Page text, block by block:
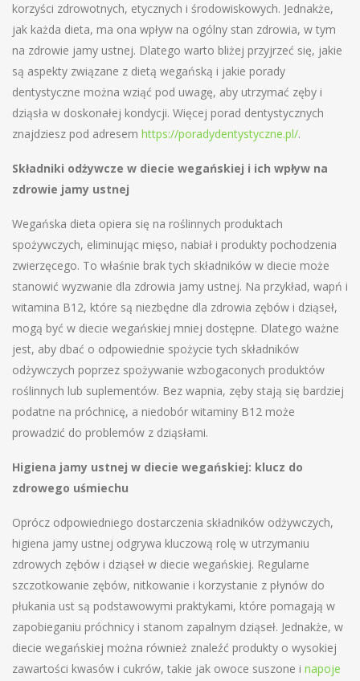
korzyści zdrowotnych, etycznych i środowiskowych. Jednakże,
jak każda dieta, ma ona wpływ na ogólny stan zdrowia, w tym
na zdrowie jamy ustnej. Dlatego warto bliżej przyjrzeć się, jakie
są aspekty związane z dietą wegańską i jakie porady
dentystyczne można wziąć pod uwagę, aby utrzymać zęby i
dziąsła w doskonałej kondycji. Więcej porad dentystycznych
znajdziesz pod adresem https://poradydentystyczne.pl/.
Składniki odżywcze w diecie wegańskiej i ich wpływ na
zdrowie jamy ustnej
Wegańska dieta opiera się na roślinnych produktach
spożywczych, eliminując mięso, nabiał i produkty pochodzenia
zwierzęcego. To właśnie brak tych składników w diecie może
stanowić wyzwanie dla zdrowia jamy ustnej. Na przykład, wapń i
witamina B12, które są niezbędne dla zdrowia zębów i dziąseł,
mogą być w diecie wegańskiej mniej dostępne. Dlatego ważne
jest, aby dbać o odpowiednie spożycie tych składników
odżywczych poprzez spożywanie wzbogaconych produktów
roślinnych lub suplementów. Bez wapnia, zęby stają się bardziej
podatne na próchnicę, a niedobór witaminy B12 może
prowadzić do problemów z dziąsłami.
Higiena jamy ustnej w diecie wegańskiej: klucz do
zdrowego uśmiechu
Oprócz odpowiedniego dostarczenia składników odżywczych,
higiena jamy ustnej odgrywa kluczową rolę w utrzymaniu
zdrowych zębów i dziąseł w diecie wegańskiej. Regularne
szczotkowanie zębów, nitkowanie i korzystanie z płynów do
płukania ust są podstawowymi praktykami, które pomagają w
zapobieganiu próchnicy i stanom zapalnym dziąseł. Jednakże, w
diecie wegańskiej można również znaleźć produkty o wysokiej
zawartości kwasów i cukrów, takie jak owoce suszone i napoje